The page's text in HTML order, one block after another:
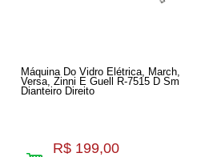
Máquina Do Vidro Elétrica, March,
Versa, Zinni E Guell R-7515 D Sm
Dianteiro Direito
R$ 199,00